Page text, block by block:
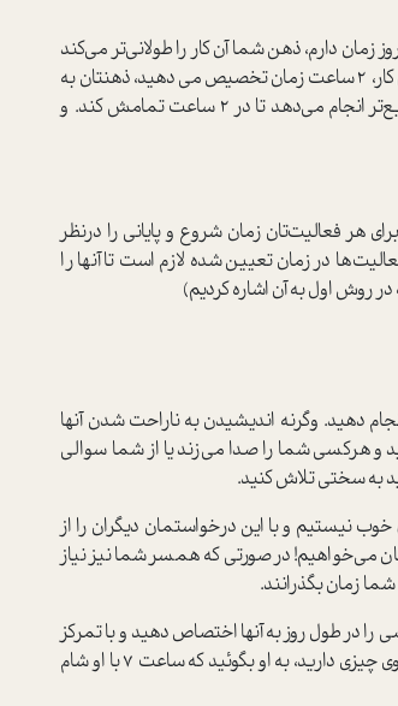
دارم، ذهن شما آن کار را طولانی‌تر می‌کند
و طوری انجامش می٬دهد که واقعاً نصف روز زمان ببرد. اما وقتی برای انجام آن کار، ۲ ساعت زمان تخصیص می دهید، ذهنتان به
دنبال راه‌هایی برای انجام آن کار در ۲ ساعت می‌گردد! پس اجباراً آن کار را سریع‌تر انجام می‌دهد تا در ۲ ساعت تمامش کند. و
هر فعالیت‌تان زمان شروع و پایانی را درنظر
در زمان‌ تعیین شده لازم است تا آنها را
روش اول به آن اشاره کردیم)
دهید. وگرنه اندیشیدن به ناراحت شدن آنها
و هرکسی شما را صدا می‌زند یا از شما سوالی
به سختی تلاش کنید.
خوب نیستیم و با این درخواستمان دیگران را از
می‌خواهیم! در صورتی که همسر شما نیز نیاز
شما زمان بگذرانند.
در طول روز به آنها اختصاص دهید و با تمرکز
در کنارشان باشید. اگر به همسرتان می‌گوئید برای ۲ ساعت نیاز به تمرکز بر روی چیزی دارید، به او بگوئید که ساعت ۷ با او شام